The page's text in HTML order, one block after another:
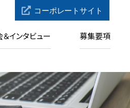
インタビュー 募集要項